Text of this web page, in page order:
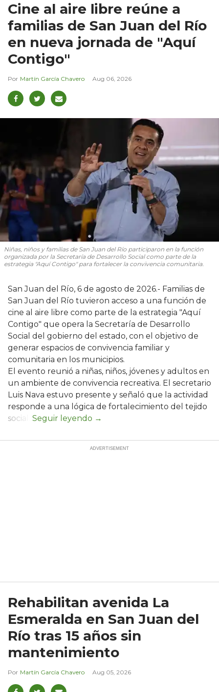
Cine al aire libre reúne a
familias de San Juan del Río
en nueva jornada de "Aquí
Contigo"
Martín García Chavero Aug 06, 2026
Niñas, niños y familias de San Juan del Río participaron en la función
organizada por la Secretaría de Desarrollo Social como parte de la
estrategia "Aquí Contigo" para fortalecer la convivencia comunitaria.
San Juan del Río, 6 de agosto de 2026.- Familias de
San Juan del Río tuvieron acceso a una función de
cine al aire libre como parte de la estrategia "Aquí
Contigo" que opera la Secretaría de Desarrollo
Social del gobierno del estado, con el objetivo de
generar espacios de convivencia familiar y
comunitaria en los municipios.
El evento reunió a niñas, niños, jóvenes y adultos en
un ambiente de convivencia recreativa. El secretario
Luis Nava estuvo presente y señaló que la actividad
responde a una lógica de fortalecimiento del tejido
social:
Rehabilitan avenida La
Esmeralda en San Juan del
Río tras 15 años sin
mantenimiento
Martín García Chavero Aug 05, 2026